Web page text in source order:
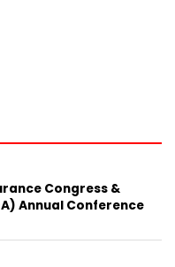
Congress &
Annual Conference